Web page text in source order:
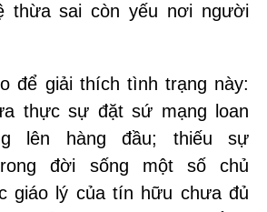
thừa sai còn yếu nơi người
để giải thích tình trạng này:
thực sự đặt sứ mạng loan
lên hàng đầu; thiếu sự
đời sống một số chủ
giáo lý của tín hữu chưa đủ